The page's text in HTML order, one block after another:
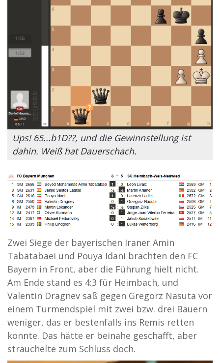
Ups! 65...b1D??, und die Gewinnstellung ist
dahin. Weiß hat Dauerschach.
Zwei Siege der bayerischen Iraner Amin
Tabatabaei und Pouya Idani brachten den FC
Bayern in Front, aber die Führung hielt nicht.
Am Ende stand es 4:3 für Heimbach, und
Valentin Dragnev saß gegen Gregorz Nasuta vor
einem Turmendspiel mit zwei bzw. drei Bauern
weniger, das er bestenfalls ins Remis retten
konnte. Das hätte er beinahe geschafft, aber
strauchelte zum Schluss doch.